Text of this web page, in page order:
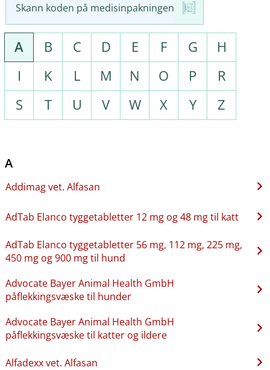
Skann koden på medisinpakningen
A B C D E F G
H
I
K L M N O P
R
S
T U V W X Y Z
A
Addimag vet. Alfasan
AdTab Elanco tyggetabletter 12 mg og 48 mg til katt
AdTab Elanco tyggetabletter 56 mg, 112 mg, 225 mg,
450 mg og 900 mg til hund
Advocate Bayer Animal Health GmbH
påflekkingsvæske til hunder
Advocate Bayer Animal Health GmbH
påflekkingsvæske til katter og ildere
Alfadexx vet. Alfasan